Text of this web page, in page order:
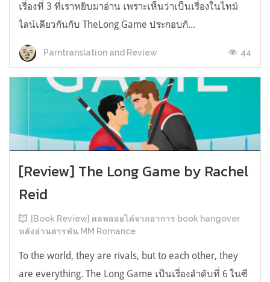
เรื่องที่ 3 ที่เราหยิบมาอ่าน เพราะเห็นว่าเป็นเรื่องในไทม์
ไลน์เดียวกันกับ TheLong Game ประกอบกั...
Parntranslation and Review 44
[Review] The Long Game by Rachel
Reid
[Book Review] ผลพลอยได้จากอาการ book hangover
หลังอ่านสารพัน MM Romance
To the world, they are rivals, but to each other, they
are everything. The Long Game เป็นเรื่องลำดับที่ 6 ในซี